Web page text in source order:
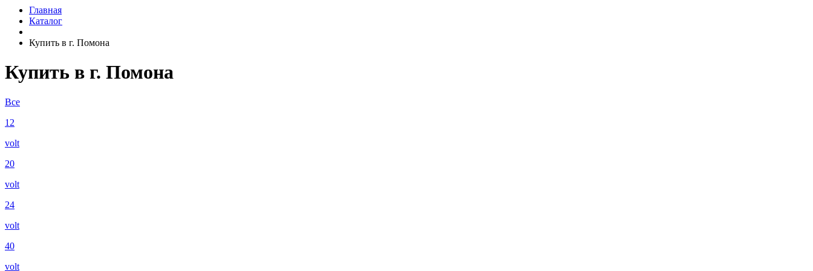
Главная
Каталог
Купить в г. Помона
Купить в г. Помона
Все
12
volt
20
volt
24
volt
40
volt